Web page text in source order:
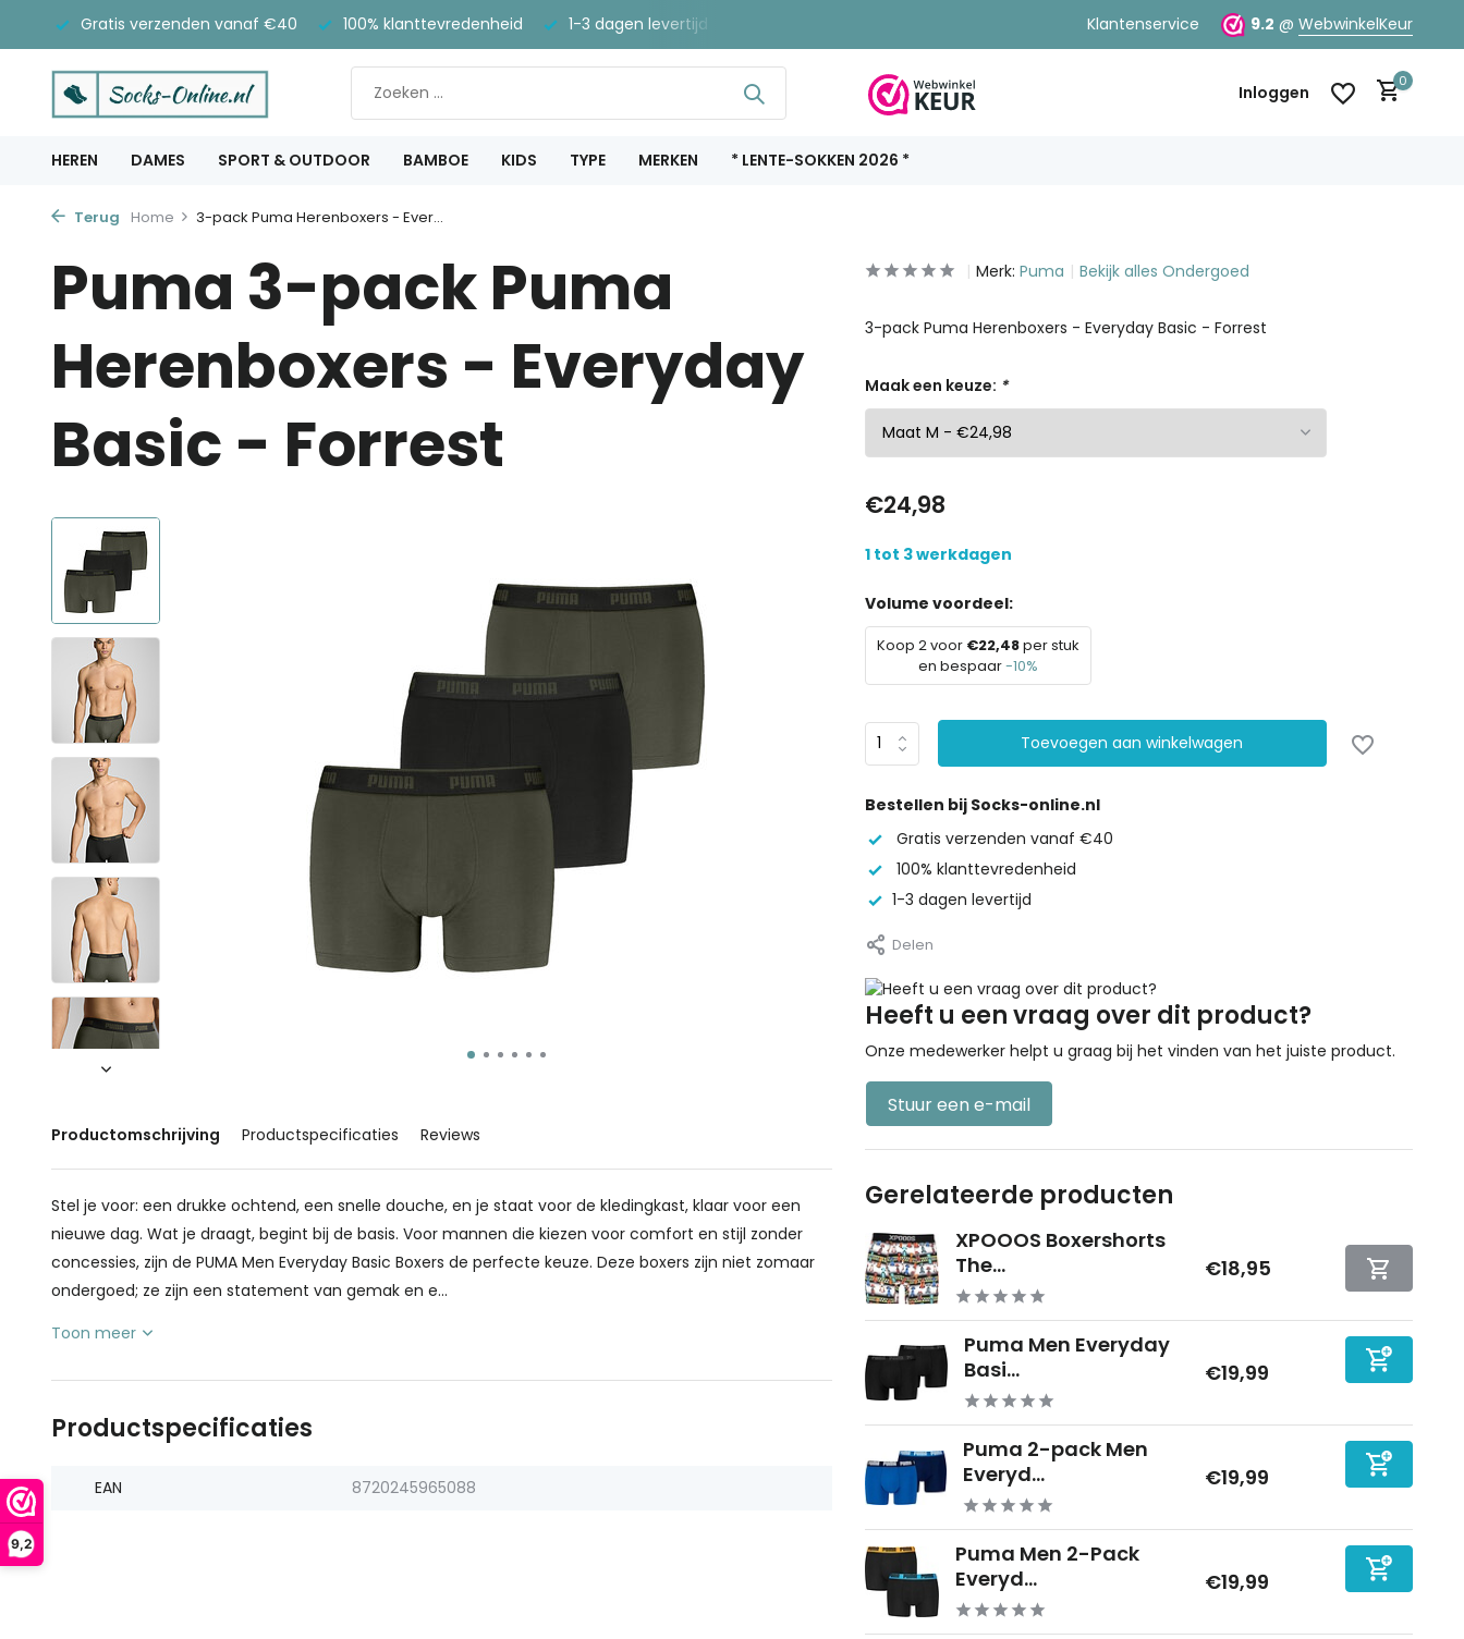
9,2
Gratis verzenden vanaf €40 100% klanttevredenheid 1-3 dagen levertijd 100% klanttevredenheid
Klantenservice 9.2 @ WebwinkelKeur
Inloggen
Account aanmaken
0
HEREN DAMES SPORT & OUTDOOR BAMBOE KIDS TYPE MERKEN * LENTE-SOKKEN 2026 *
Terug Home 3-pack Puma Herenboxers - Ever...
Puma 3-pack Puma
Herenboxers - Everyday
Basic - Forrest
Productomschrijving Productspecificaties Reviews
Stel je voor: een drukke ochtend, een snelle douche, en je staat voor de kledingkast, klaar voor een
nieuwe dag. Wat je draagt, begint bij de basis. Voor mannen die kiezen voor comfort en stijl zonder
concessies, zijn de PUMA Men Everyday Basic Boxers de perfecte keuze. Deze boxers zijn niet zomaar
ondergoed; ze zijn een statement van gemak en e...
Toon meer
Productspecificaties
EAN 8720245965088
Merk: Puma Bekijk alles Ondergoed
3-pack Puma Herenboxers - Everyday Basic - Forrest
Maak een keuze: *
€24,98
1 tot 3 werkdagen
Volume voordeel:
Koop 2 voor €22,48per stuk
en bespaar-10%
Toevoegen aan winkelwagen
Bestellen bij Socks-online.nl
Gratis verzenden vanaf €40
100% klanttevredenheid
1-3 dagen levertijd
Delen
Heeft u een vraag over dit product?
Onze medewerker helpt u graag bij het vinden van het juiste product.
Stuur een e-mail
Gerelateerde producten
XPOOOS Boxershorts
The...
€18,95
Puma Men Everyday
Basi...
€19,99
Puma 2-pack Men
Everyd...
€19,99
Puma Men 2-Pack
Everyd...
€19,99